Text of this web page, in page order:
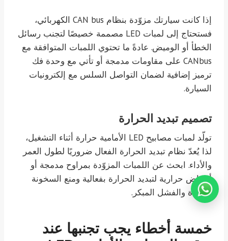
إذا كانت سيارتك مزوّدة بنظام CAN bus الكهربائي،
فستحتاج إلى لمبات LED مصممة خصيصًا لتجنب رسائل
الخطأ أو الوميض. عادةً ما تحتوي اللمبات المتوافقة مع
CANbus على مقاومات مدمجة أو تأتي مع وحدة فك
ترميز إضافية لضمان التواصل السلس مع إلكترونيات
السيارة.
تصميم تبديد الحرارة
تولّد لمبات مصابيح LED الأمامية حرارة أثناء التشغيل،
لذا يُعدّ نظام تبديد الحرارة الفعال ضروريًا لطول العمر
والأداء. ابحث عن اللمبات المزوّدة بمراوح مدمجة أو
أحواض حرارية لتبديد الحرارة بفعالية ومنع السخونة
الزائدة والفشل المبكر.
خمسة أخطاء يجب تجنبها عند